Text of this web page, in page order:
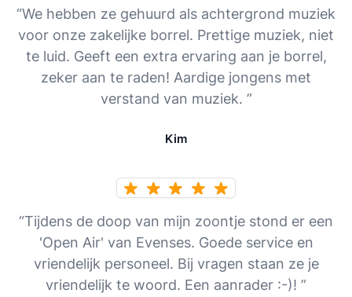
“We hebben ze gehuurd als achtergrond muziek
voor onze zakelijke borrel. Prettige muziek, niet
te luid. Geeft een extra ervaring aan je borrel,
zeker aan te raden! Aardige jongens met
verstand van muziek. ”
Kim
“Tijdens de doop van mijn zoontje stond er een
'Open Air' van Evenses. Goede service en
vriendelijk personeel. Bij vragen staan ze je
vriendelijk te woord. Een aanrader :-)! ”